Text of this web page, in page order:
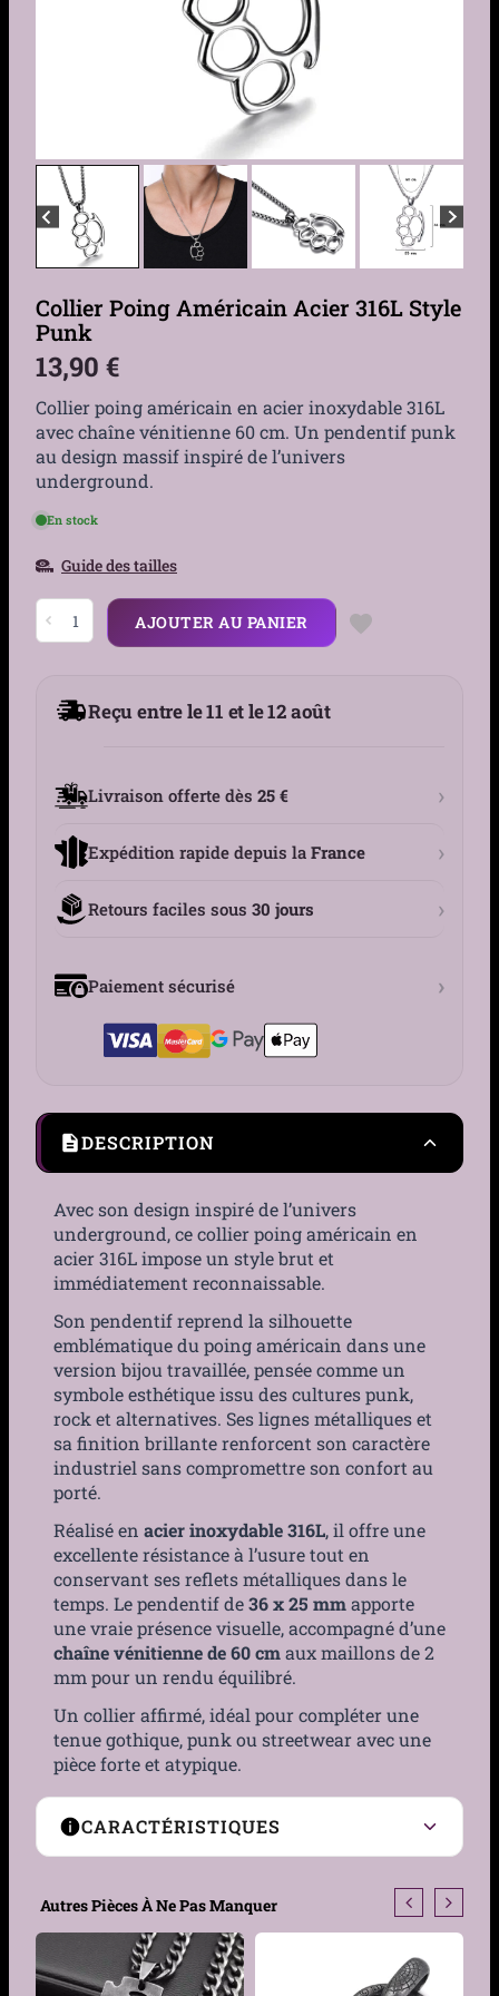
Collier Poing Américain Acier 316L Style
Punk
13,90 €
Collier poing américain en acier inoxydable 316L
avec chaîne vénitienne 60 cm. Un pendentif punk
au design massif inspiré de l’univers
underground.
En stock
Guide des tailles
quantité
de
Collier
316L
AJOUTER AU PANIER
Reçu entre le 11 et le 12 août
Livraison offerte dès 25 € ›
Expédition rapide depuis la France ›
Retours faciles sous 30 jours ›
Paiement sécurisé ›
DESCRIPTION
Avec son design inspiré de l’univers
underground, ce collier poing américain en
acier 316L impose un style brut et
immédiatement reconnaissable.
Son pendentif reprend la silhouette
emblématique du poing américain dans une
version bijou travaillée, pensée comme un
symbole esthétique issu des cultures punk,
rock et alternatives. Ses lignes métalliques et
sa finition brillante renforcent son caractère
industriel sans compromettre son confort au
porté.
Réalisé en acier inoxydable 316L, il offre une
excellente résistance à l’usure tout en
conservant ses reflets métalliques dans le
temps. Le pendentif de36 x 25 mmapporte
une vraie présence visuelle, accompagné d’une
chaîne vénitienne de 60 cmaux maillons de 2
mm pour un rendu équilibré.
Un collier affirmé, idéal pour compléter une
tenue gothique, punk ou streetwear avec une
pièce forte et atypique.
CARACTÉRISTIQUES
Type
Homme
Autres Pièces À Ne Pas Manquer